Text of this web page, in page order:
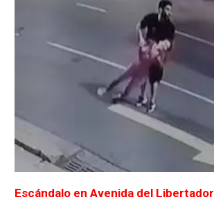
Escándalo en Avenida del Libertador